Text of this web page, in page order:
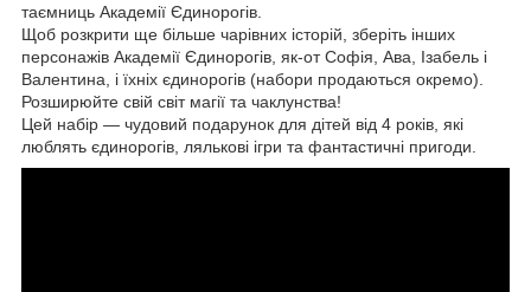
таємниць Академії Єдинорогів.
Щоб розкрити ще більше чарівних історій, зберіть інших
персонажів Академії Єдинорогів, як-от Софія, Ава, Ізабель і
Валентина, і їхніх єдинорогів (набори продаються окремо).
Розширюйте свій світ магії та чаклунства!
Цей набір — чудовий подарунок для дітей від 4 років, які
люблять єдинорогів, лялькові ігри та фантастичні пригоди.